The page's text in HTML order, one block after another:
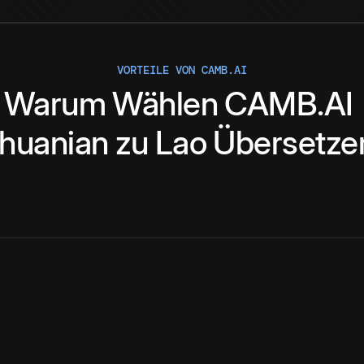
VORTEILE VON CAMB.AI
WarumWählen CAMB.AI
zu Lao